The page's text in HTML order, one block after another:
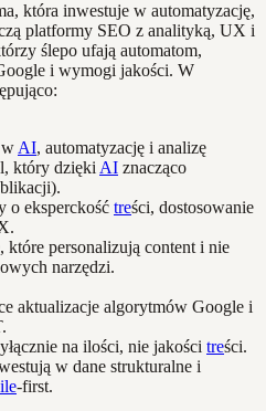
która inwestuje w automatyzację,
platformy SEO z analityką, UX i
ślepo ufają automatom,
i wymogi jakości. W
AI, automatyzację i analizę
który dzięki AI znacząco
o eksperckość treści, dostosowanie
które personalizują content i nie
narzędzi.
aktualizacje algorytmów Google i
na ilości, nie jakości treści.
w dane strukturalne i
-first.